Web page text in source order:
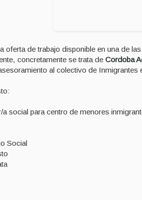
oferta de trabajo disponible en una de
concretamente se trata de Cordoba
al colectivo de Inmigrantes
a social para centro de menores
Social